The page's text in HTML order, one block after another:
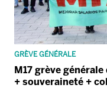
GRÈVE GÉNÉRALE
M17 grève
+ souveraineté +